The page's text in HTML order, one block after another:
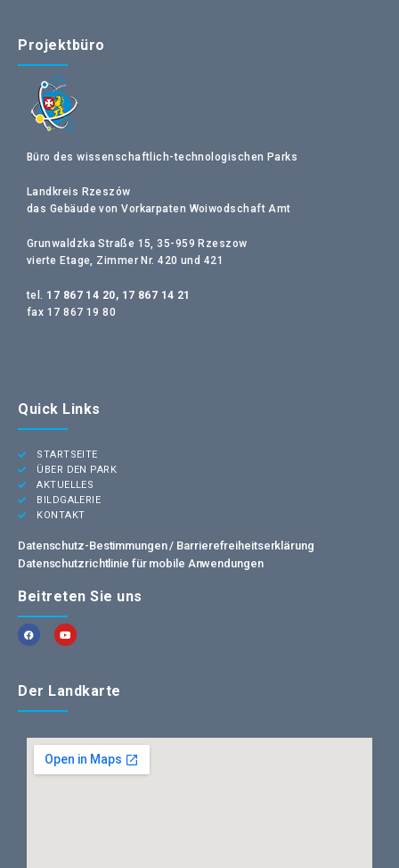
Projektbüro
Büro des wissenschaftlich-technologischen Parks
Landkreis Rzeszów
das Gebäude von Vorkarpaten Woiwodschaft Amt
Grunwaldzka Straße 15, 35-959 Rzeszow
vierte Etage, Zimmer Nr. 420 und 421
tel. 17 867 14 20, 17 867 14 21
fax 17 867 19 80
Quick Links
STARTSEITE
ÜBER DEN PARK
AKTUELLES
BILDGALERIE
KONTAKT
Datenschutz-Bestimmungen / Barrierefreiheitserklärung
Datenschutzrichtlinie für mobile Anwendungen
Beitreten Sie uns
Der Landkarte